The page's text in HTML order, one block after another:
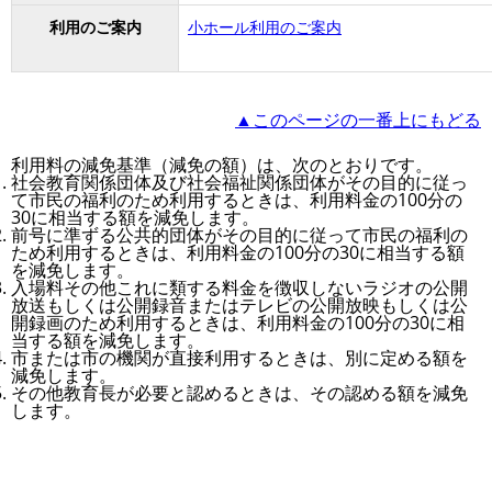
利用のご案内 小ホール利用のご案内
▲このページの一番上にもどる
利用料の減免基準（減免の額）は、次のとおりです。
社会教育関係団体及び社会福祉関係団体がその目的に従っ
て市民の福利のため利用するときは、利用料金の100分の
30に相当する額を減免します。
前号に準ずる公共的団体がその目的に従って市民の福利の
ため利用するときは、利用料金の100分の30に相当する額
を減免します。
入場料その他これに類する料金を徴収しないラジオの公開
放送もしくは公開録音またはテレビの公開放映もしくは公
開録画のため利用するときは、利用料金の100分の30に相
当する額を減免します。
市または市の機関が直接利用するときは、別に定める額を
減免します。
その他教育長が必要と認めるときは、その認める額を減免
します。